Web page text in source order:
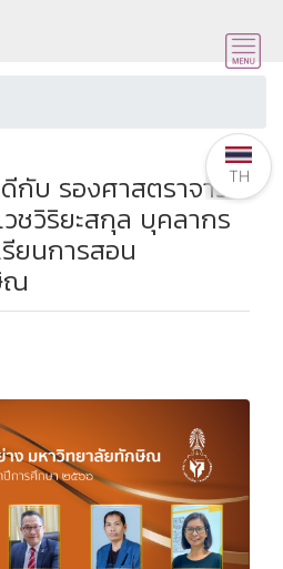
กับ รองศาสตราจารย์
ชวิริยะสกุล บุคลากร
ยนการสอน
ณ
TH